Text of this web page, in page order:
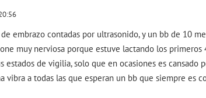
embrazo contadas por ultrasonido, y un bb de 10
muy nerviosa porque estuve lactando los
estados de vigilia, solo que en ocasiones es
vibra a todas las que esperan un bb que siempre es